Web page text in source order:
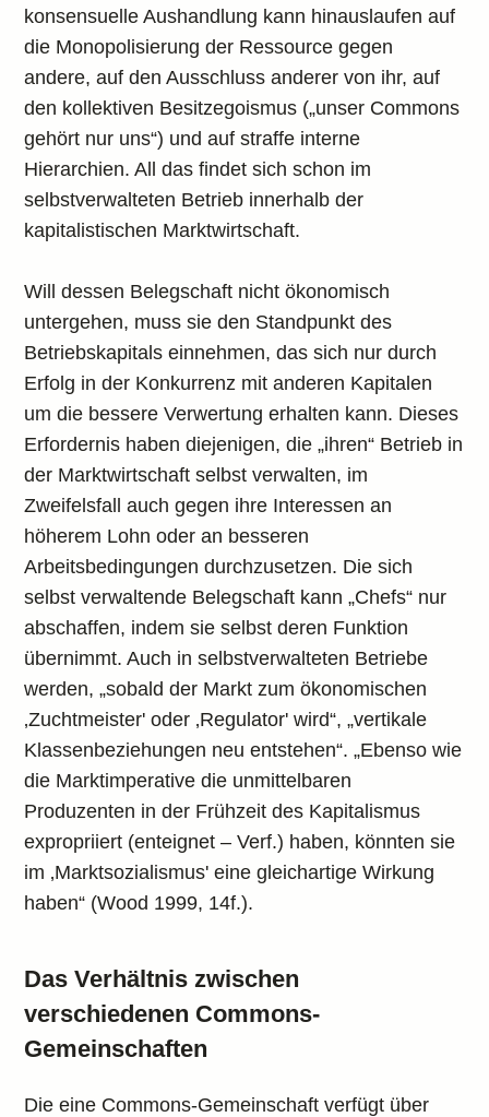
konsensuelle Aushandlung kann hinauslaufen auf
die Monopolisierung der Ressource gegen
andere, auf den Ausschluss anderer von ihr, auf
den kollektiven Besitzegoismus („unser Commons
gehört nur uns“) und auf straffe interne
Hierarchien. All das findet sich schon im
selbstverwalteten Betrieb innerhalb der
kapitalistischen Marktwirtschaft.
Will dessen Belegschaft nicht ökonomisch
untergehen, muss sie den Standpunkt des
Betriebskapitals einnehmen, das sich nur durch
Erfolg in der Konkurrenz mit anderen Kapitalen
um die bessere Verwertung erhalten kann. Dieses
Erfordernis haben diejenigen, die „ihren“ Betrieb in
der Marktwirtschaft selbst verwalten, im
Zweifelsfall auch gegen ihre Interessen an
höherem Lohn oder an besseren
Arbeitsbedingungen durchzusetzen. Die sich
selbst verwaltende Belegschaft kann „Chefs“ nur
abschaffen, indem sie selbst deren Funktion
übernimmt. Auch in selbstverwalteten Betriebe
werden, „sobald der Markt zum ökonomischen
‚Zuchtmeister' oder ‚Regulator' wird“, „vertikale
Klassenbeziehungen neu entstehen“. „Ebenso wie
die Marktimperative die unmittelbaren
Produzenten in der Frühzeit des Kapitalismus
expropriiert (enteignet – Verf.) haben, könnten sie
im ‚Marktsozialismus' eine gleichartige Wirkung
haben“ (Wood 1999, 14f.).
Das Verhältnis zwischen
verschiedenen Commons-
Gemeinschaften
Die eine Commons-Gemeinschaft verfügt über